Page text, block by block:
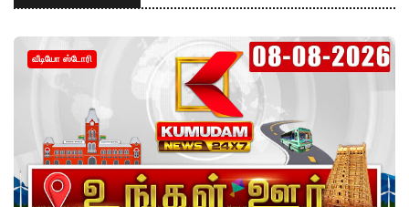
வீடியோ ஸ்டோரி